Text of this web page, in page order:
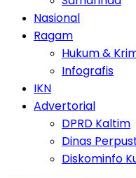
Nasional
Ragam
Hukum &
Infografis
IKN
Advertorial
DPRD Kaltim
Dinas
Diskominfo